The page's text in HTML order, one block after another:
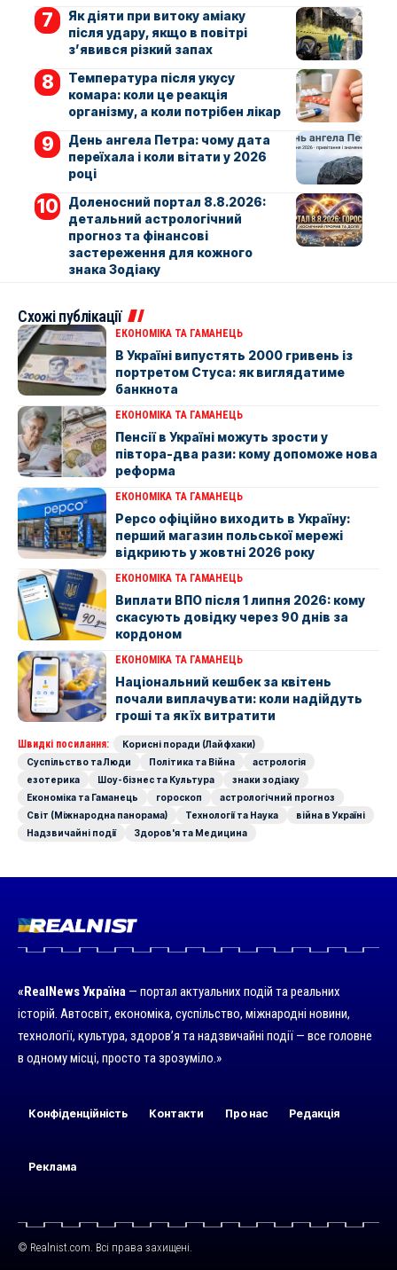
Як діяти при витоку аміаку
після удару, якщо в повітрі
з’явився різкий запах
Температура після укусу
комара: коли це реакція
організму, а коли потрібен лікар
День ангела Петра: чому дата
переїхала і коли вітати у 2026
році
Доленосний портал 8.8.2026:
детальний астрологічний
прогноз та фінансові
застереження для кожного
знака Зодіаку
Схожі публікації
ЕКОНОМІКА ТА ГАМАНЕЦЬ
В Україні випустять 2000 гривень із
портретом Стуса: як виглядатиме
банкнота
ЕКОНОМІКА ТА ГАМАНЕЦЬ
Пенсії в Україні можуть зрости у
півтора-два рази: кому допоможе нова
реформа
ЕКОНОМІКА ТА ГАМАНЕЦЬ
Pepco офіційно виходить в Україну:
перший магазин польської мережі
відкриють у жовтні 2026 року
ЕКОНОМІКА ТА ГАМАНЕЦЬ
Виплати ВПО після 1 липня 2026: кому
скасують довідку через 90 днів за
кордоном
ЕКОНОМІКА ТА ГАМАНЕЦЬ
Національний кешбек за квітень
почали виплачувати: коли надійдуть
гроші та як їх витратити
Швидкі посилання:
Корисні поради (Лайфхаки)
Суспільство та Люди
Політика та Війна
астрологія
езотерика
Шоу-бізнес та Культура
знаки зодіаку
Економіка та Гаманець
гороскоп
астрологічний прогноз
Світ (Міжнародна панорама)
Технології та Наука
війна в Україні
Надзвичайні події
Здоров'я та Медицина
«RealNews Україна — портал актуальних подій та реальних
історій. Автосвіт, економіка, суспільство, міжнародні новини,
технології, культура, здоров’я та надзвичайні події — все головне
в одному місці, просто та зрозуміло.»
Конфіденційність Контакти Про нас Редакція
Реклама
© Realnist.com. Всі права захищені.